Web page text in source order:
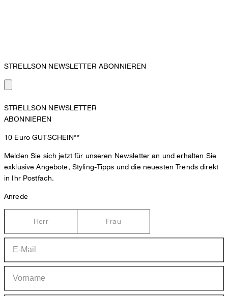
STRELLSON NEWSLETTER ABONNIEREN
STRELLSON NEWSLETTER
ABONNIEREN
10 EuroGUTSCHEIN**
Melden Sie sich jetzt für unseren Newsletter an und erhalten Sie
exklusive Angebote, Styling-Tipps und die neuesten Trends direkt
in Ihr Postfach.
Anrede
Herr Frau